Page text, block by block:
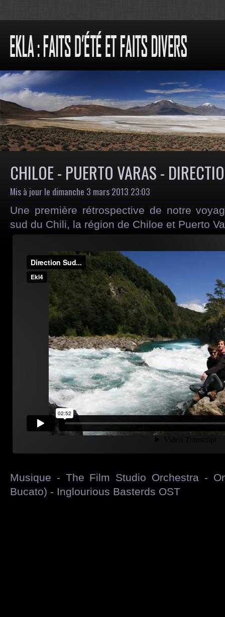
CHILOE - PUERTO VARAS -
Mis à jour le dimanche 3 mars 2013 23:03
Une première rétrospective de notre
sud du Chili, la région de Chiloe et Puerto
Musique - The Film Studio Orchestra -
Bucato) - Inglourious Basterds OST